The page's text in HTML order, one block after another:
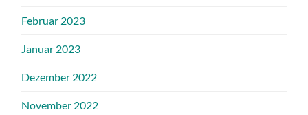
Februar 2023
Januar 2023
Dezember 2022
November 2022